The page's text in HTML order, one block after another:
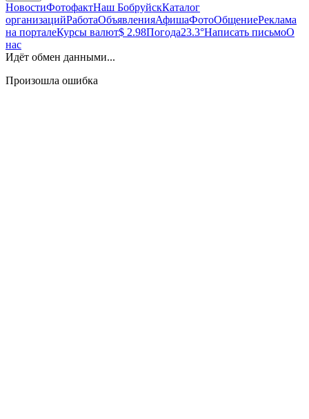
НовостиФотофактНаш БобруйскКаталог
организацийРаботаОбъявленияАфишаФотоОбщениеРеклама
на порталеКурсы валют$ 2.98Погода23.3°Написать письмоО
нас
Идёт обмен данными...
Произошла ошибка